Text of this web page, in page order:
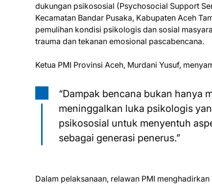
dukungan psikososial (Psychosocial Support
Kecamatan Bandar Pusaka, Kabupaten Aceh
pemulihan kondisi psikologis dan sosial
trauma dan tekanan emosional pascabencana.
Ketua PMI Provinsi Aceh, Murdani Yusuf,
“Dampak bencana bukan hanya
meninggalkan luka psikologis
psikososial untuk menyentuh
sebagai generasi penerus.”
Dalam pelaksanaan, relawan PMI